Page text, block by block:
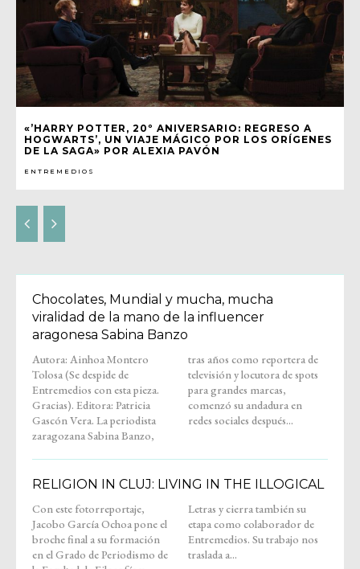
«’HARRY POTTER, 20º ANIVERSARIO: REGRESO A
HOGWARTS’, UN VIAJE MÁGICO POR LOS ORÍGENES
DE LA SAGA» POR ALEXIA PAVÓN
ENTREMEDIOS
Chocolates, Mundial y mucha, mucha
viralidad de la mano de la influencer
aragonesa Sabina Banzo
Autora: Ainhoa Montero
Tolosa (Se despide de
Entremedios con esta pieza.
Gracias). Editora: Patricia
Gascón Vera. La periodista
zaragozana Sabina Banzo,
tras años como reportera de
televisión y locutora de spots
para grandes marcas,
comenzó su andadura en
redes sociales después...
RELIGION IN CLUJ: LIVING IN THE ILLOGICAL
Con este fotorreportaje,
Jacobo García Ochoa pone el
broche final a su formación
en el Grado de Periodismo de
Letras y cierra también su
etapa como colaborador de
Entremedios. Su trabajo nos
traslada a...